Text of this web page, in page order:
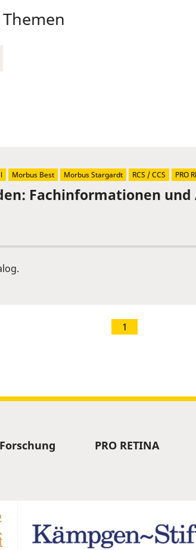
Themen
Fachinformationen und
Morbus Best Morbus Stargardt RCS / CCS PRO
1
Forschung PRO RETINA